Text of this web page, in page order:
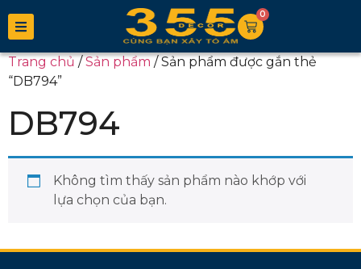
0
Trang chủ/Sản phẩm/ Sản phẩm được gắn thẻ
“DB794”
DB794
Không tìm thấy sản phẩm nào khớp với
lựa chọn của bạn.